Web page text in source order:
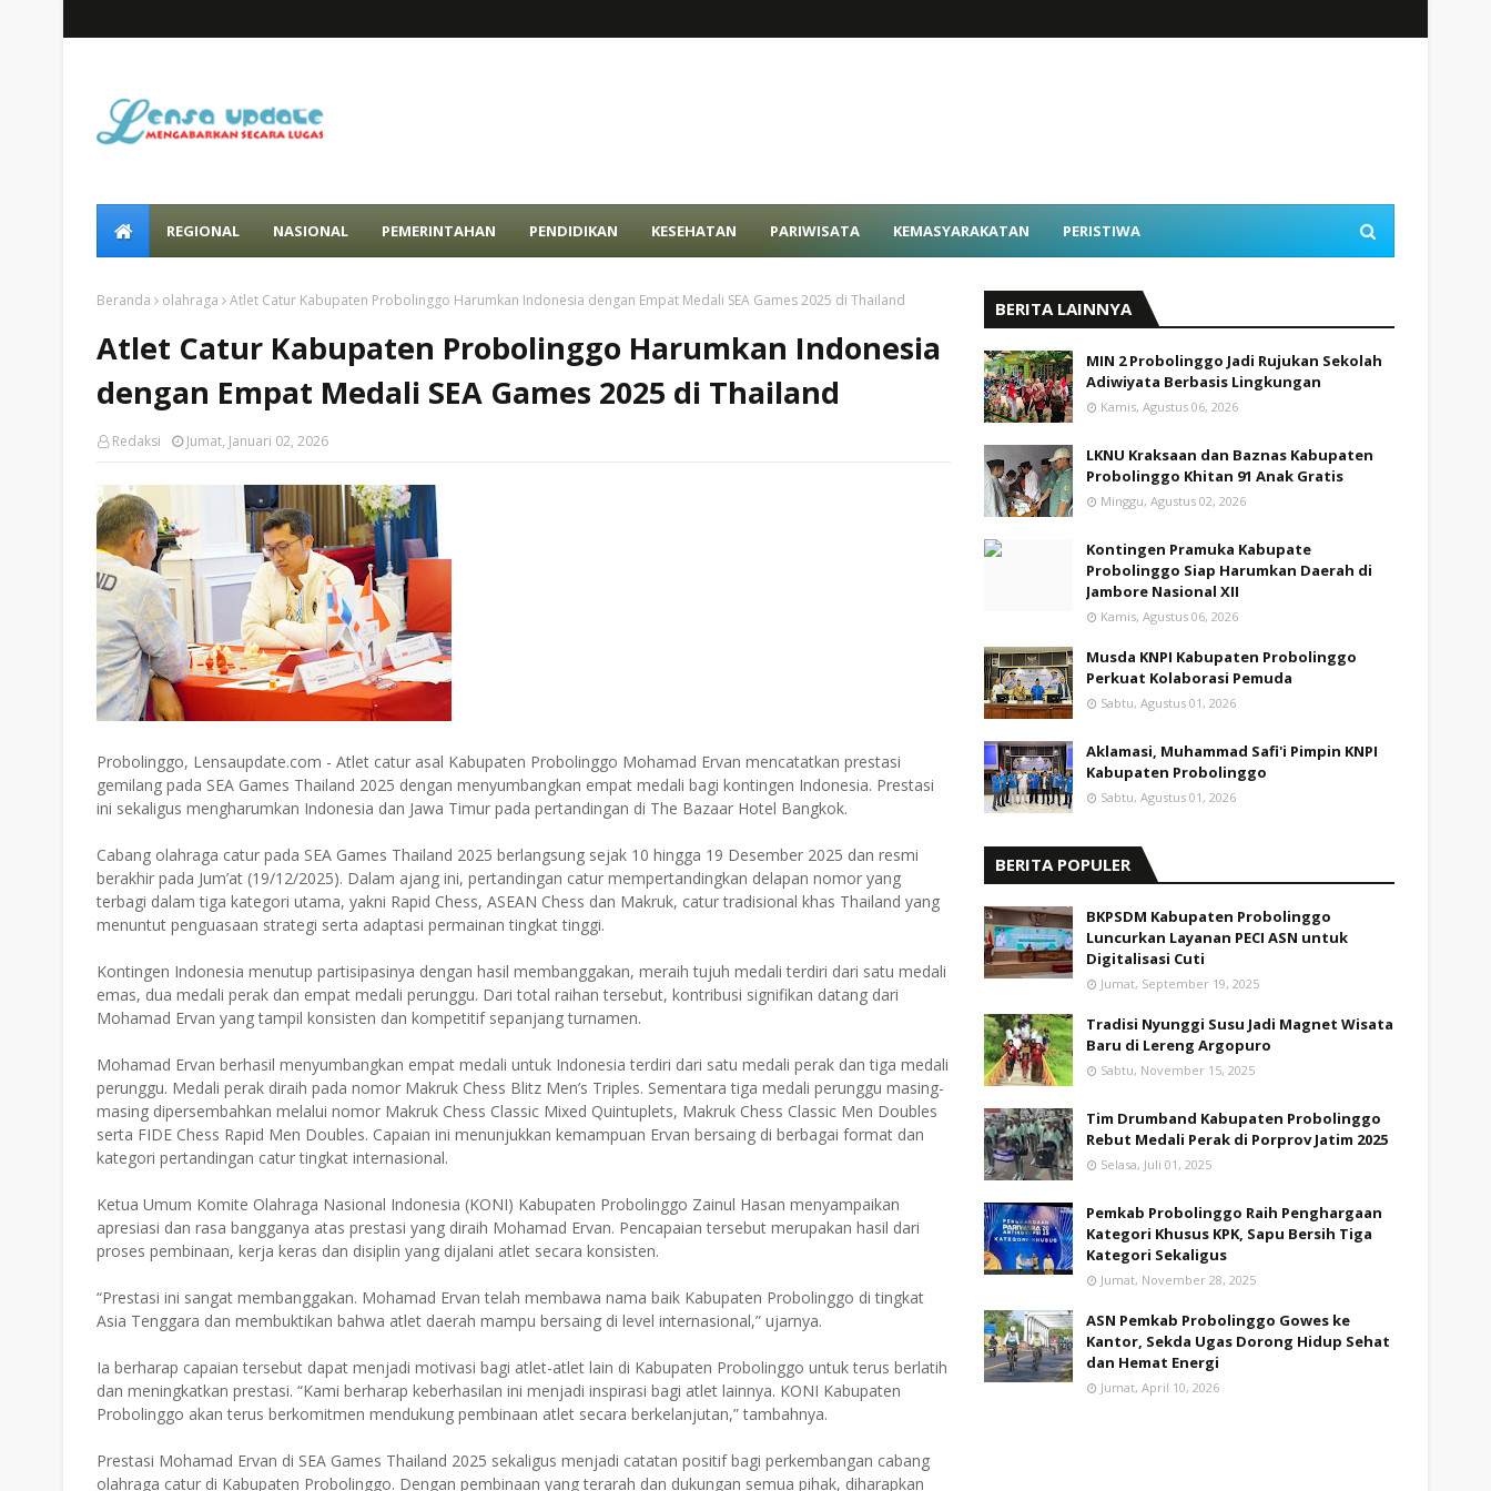
REGIONAL NASIONAL PEMERINTAHAN PENDIDIKAN KESEHATAN PARIWISATA KEMASYARAKATAN PERISTIWA
Beranda olahraga Atlet Catur Kabupaten Probolinggo Harumkan Indonesia dengan Empat Medali SEA Games 2025 di Thailand
Atlet Catur Kabupaten Probolinggo Harumkan Indonesia
dengan Empat Medali SEA Games 2025 di Thailand
Redaksi Jumat, Januari 02, 2026
Probolinggo, Lensaupdate.com - Atlet catur asal Kabupaten Probolinggo Mohamad Ervan mencatatkan prestasi
gemilang pada SEA Games Thailand 2025 dengan menyumbangkan empat medali bagi kontingen Indonesia. Prestasi
ini sekaligus mengharumkan Indonesia dan Jawa Timur pada pertandingan di The Bazaar Hotel Bangkok.
Cabang olahraga catur pada SEA Games Thailand 2025 berlangsung sejak 10 hingga 19 Desember 2025 dan resmi
berakhir pada Jum’at (19/12/2025). Dalam ajang ini, pertandingan catur mempertandingkan delapan nomor yang
terbagi dalam tiga kategori utama, yakni Rapid Chess, ASEAN Chess dan Makruk, catur tradisional khas Thailand yang
menuntut penguasaan strategi serta adaptasi permainan tingkat tinggi.
Kontingen Indonesia menutup partisipasinya dengan hasil membanggakan, meraih tujuh medali terdiri dari satu medali
emas, dua medali perak dan empat medali perunggu. Dari total raihan tersebut, kontribusi signifikan datang dari
Mohamad Ervan yang tampil konsisten dan kompetitif sepanjang turnamen.
Mohamad Ervan berhasil menyumbangkan empat medali untuk Indonesia terdiri dari satu medali perak dan tiga medali
perunggu. Medali perak diraih pada nomor Makruk Chess Blitz Men’s Triples. Sementara tiga medali perunggu masing-
masing dipersembahkan melalui nomor Makruk Chess Classic Mixed Quintuplets, Makruk Chess Classic Men Doubles
serta FIDE Chess Rapid Men Doubles. Capaian ini menunjukkan kemampuan Ervan bersaing di berbagai format dan
kategori pertandingan catur tingkat internasional.
Ketua Umum Komite Olahraga Nasional Indonesia (KONI) Kabupaten Probolinggo Zainul Hasan menyampaikan
apresiasi dan rasa bangganya atas prestasi yang diraih Mohamad Ervan. Pencapaian tersebut merupakan hasil dari
proses pembinaan, kerja keras dan disiplin yang dijalani atlet secara konsisten.
“Prestasi ini sangat membanggakan. Mohamad Ervan telah membawa nama baik Kabupaten Probolinggo di tingkat
Asia Tenggara dan membuktikan bahwa atlet daerah mampu bersaing di level internasional,” ujarnya.
Ia berharap capaian tersebut dapat menjadi motivasi bagi atlet-atlet lain di Kabupaten Probolinggo untuk terus berlatih
dan meningkatkan prestasi. “Kami berharap keberhasilan ini menjadi inspirasi bagi atlet lainnya. KONI Kabupaten
Probolinggo akan terus berkomitmen mendukung pembinaan atlet secara berkelanjutan,” tambahnya.
Prestasi Mohamad Ervan di SEA Games Thailand 2025 sekaligus menjadi catatan positif bagi perkembangan cabang
olahraga catur di Kabupaten Probolinggo. Dengan pembinaan yang terarah dan dukungan semua pihak, diharapkan
BERITA LAINNYA
MIN 2 Probolinggo Jadi Rujukan Sekolah
Adiwiyata Berbasis Lingkungan
Kamis, Agustus 06, 2026
LKNU Kraksaan dan Baznas Kabupaten
Probolinggo Khitan 91 Anak Gratis
Minggu, Agustus 02, 2026
Kontingen Pramuka Kabupate
Probolinggo Siap Harumkan Daerah di
Jambore Nasional XII
Kamis, Agustus 06, 2026
Musda KNPI Kabupaten Probolinggo
Perkuat Kolaborasi Pemuda
Sabtu, Agustus 01, 2026
Aklamasi, Muhammad Safi'i Pimpin KNPI
Kabupaten Probolinggo
Sabtu, Agustus 01, 2026
BERITA POPULER
BKPSDM Kabupaten Probolinggo
Luncurkan Layanan PECI ASN untuk
Digitalisasi Cuti
Jumat, September 19, 2025
Tradisi Nyunggi Susu Jadi Magnet Wisata
Baru di Lereng Argopuro
Sabtu, November 15, 2025
Tim Drumband Kabupaten Probolinggo
Rebut Medali Perak di Porprov Jatim 2025
Selasa, Juli 01, 2025
Pemkab Probolinggo Raih Penghargaan
Kategori Khusus KPK, Sapu Bersih Tiga
Kategori Sekaligus
Jumat, November 28, 2025
ASN Pemkab Probolinggo Gowes ke
Kantor, Sekda Ugas Dorong Hidup Sehat
dan Hemat Energi
Jumat, April 10, 2026